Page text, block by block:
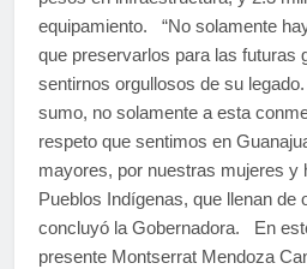
equipamiento. “No solamente
que preservarlos para las futuras
sentirnos orgullosos de su
sumo, no solamente a esta
respeto que sentimos en
mayores, por nuestras mujeres y
Pueblos Indígenas, que llenan de
concluyó la Gobernadora. En
presente Montserrat Mendoza